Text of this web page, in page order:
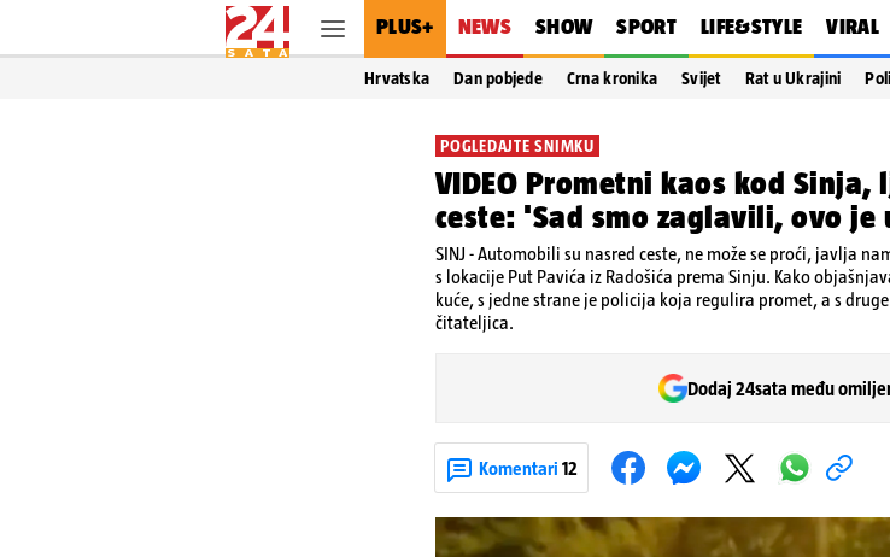
PLUS+ NEWS SHOW SPORT LIFE&STYLE VIRAL
Hrvatska Dan pobjede Crna kronika Svijet Rat u Ukrajini
POGLEDAJTE SNIMKU
VIDEO Prometni kaos kod
ceste: 'Sad smo zaglavili, ovo je
SINJ - Automobili su nasred ceste, ne može se proći, javlja
s lokacije Put Pavića iz Radošića prema Sinju. Kako
kuće, s jedne strane je policija koja regulira promet, a s
čitateljica.
Dodaj 24sata među
Komentari 12